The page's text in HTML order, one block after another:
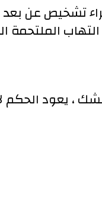
تشخيص عن
الملتحمة
، يعود الحكم